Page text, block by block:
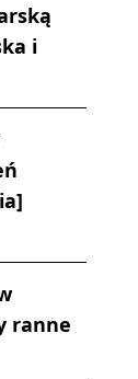
i
ranne